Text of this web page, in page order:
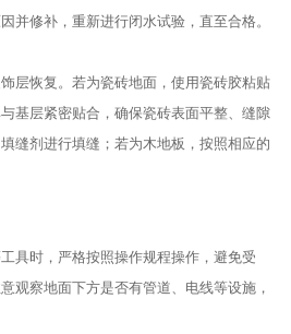
并修补，重新进行闭水试验，直至合格。​
层恢复。若为瓷砖地面，使用瓷砖胶粘贴
基层紧密贴合，确保瓷砖表面平整、缝隙
缝剂进行填缝；若为木地板，按照相应的
具时，严格按照操作规程操作，避免受
观察地面下方是否有管道、电线等设施，